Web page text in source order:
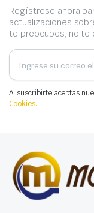
Regístrese ahora
actualizaciones
te preocupes, no te
Al suscribirte aceptas
Cookies.